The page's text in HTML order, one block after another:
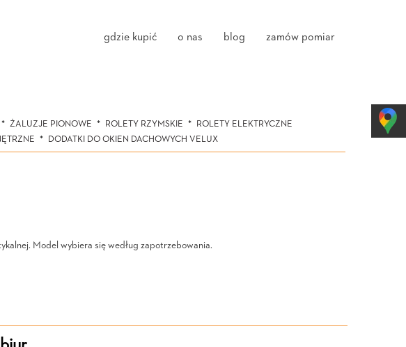
gdzie kupić o nas blog zamów pomiar
ŻALUZJE PIONOWE ROLETY RZYMSKIE
ROLETY ELEKTRYCZNE
DODATKI DO OKIEN DACHOWYCH VELUX
Model wybiera się według zapotrzebowania.